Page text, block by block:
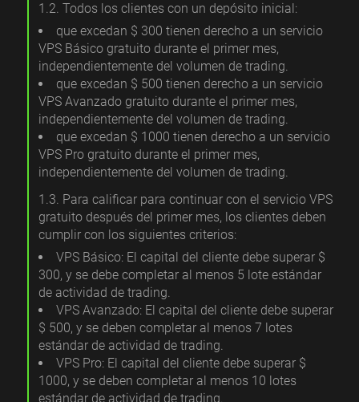
1.2. Todos los clientes con un depósito inicial:
que excedan $ 300 tienen derecho a un servicio
VPS Básico gratuito durante el primer mes,
independientemente del volumen de trading.
que excedan $ 500 tienen derecho a un servicio
VPS Avanzado gratuito durante el primer mes,
independientemente del volumen de trading.
que excedan $ 1000 tienen derecho a un servicio
VPS Pro gratuito durante el primer mes,
independientemente del volumen de trading.
1.3. Para calificar para continuar con el servicio VPS
gratuito después del primer mes, los clientes deben
cumplir con los siguientes criterios:
VPS Básico: El capital del cliente debe superar $
300, y se debe completar al menos 5 lote estándar
de actividad de trading.
VPS Avanzado: El capital del cliente debe superar
$ 500, y se deben completar al menos 7 lotes
estándar de actividad de trading.
VPS Pro: El capital del cliente debe superar $
1000, y se deben completar al menos 10 lotes
estándar de actividad de trading.